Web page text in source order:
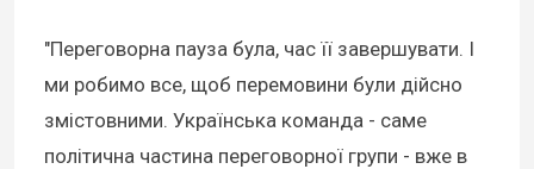
"Переговорна пауза була, час її завершувати. І
ми робимо все, щоб перемовини були дійсно
змістовними. Українська команда - саме
політична частина переговорної групи - вже в